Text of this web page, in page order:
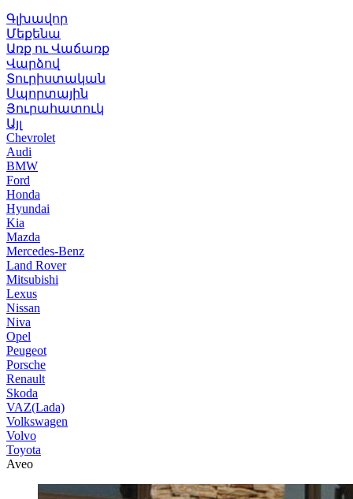
Գլխավոր
Մեքենա
Առք ու Վաճառք
Վարձով
Տուրիստական
Սպորտային
Յուրահատուկ
Այլ
Chevrolet
Audi
BMW
Ford
Honda
Hyundai
Kia
Mazda
Mercedes-Benz
Land Rover
Mitsubishi
Lexus
Nissan
Niva
Opel
Peugeot
Porsche
Renault
Skoda
VAZ(Lada)
Volkswagen
Volvo
Toyota
Aveo